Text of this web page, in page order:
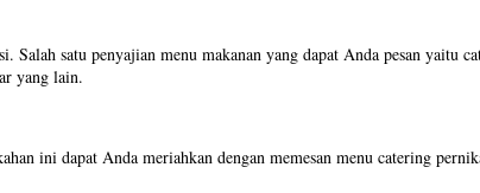
satu penyajian menu makanan yang dapat Anda pesan yaitu
yang lain.
ini dapat Anda meriahkan dengan memesan menu catering